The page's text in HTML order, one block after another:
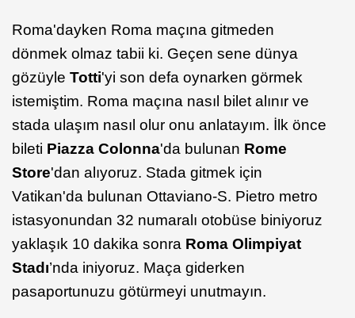
Roma'dayken Roma maçına gitmeden
dönmek olmaz tabii ki. Geçen sene dünya
gözüyle Totti'yi son defa oynarken görmek
istemiştim. Roma maçına nasıl bilet alınır ve
stada ulaşım nasıl olur onu anlatayım. İlk önce
bileti Piazza Colonna'da bulunan Rome
Store'dan alıyoruz. Stada gitmek için
Vatikan'da bulunan Ottaviano-S. Pietro metro
istasyonundan 32 numaralı otobüse biniyoruz
yaklaşık 10 dakika sonra Roma Olimpiyat
Stadı’nda iniyoruz. Maça giderken
pasaportunuzu götürmeyi unutmayın.